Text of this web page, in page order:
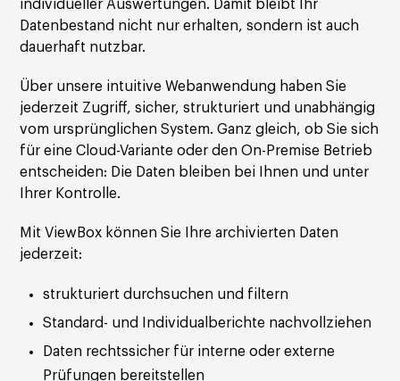
individueller Auswertungen. Damit bleibt Ihr
Datenbestand nicht nur erhalten, sondern ist auch
dauerhaft nutzbar.
Über unsere intuitive Webanwendung haben Sie
jederzeit Zugriff, sicher, strukturiert und unabhängig
vom ursprünglichen System. Ganz gleich, ob Sie sich
für eine Cloud-Variante oder den On-Premise Betrieb
entscheiden: Die Daten bleiben bei Ihnen und unter
Ihrer Kontrolle.
Mit ViewBox können Sie Ihre archivierten Daten
jederzeit:
strukturiert durchsuchen und filtern
Standard- und Individualberichte nachvollziehen
Daten rechtssicher für interne oder externe
Prüfungen bereitstellen